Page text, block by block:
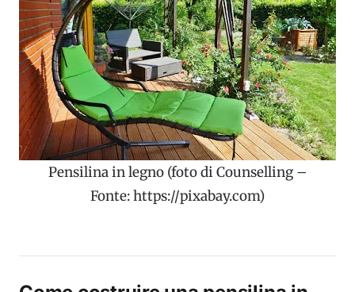
Pensilina in legno (foto di Counselling –
Fonte: https://pixabay.com)